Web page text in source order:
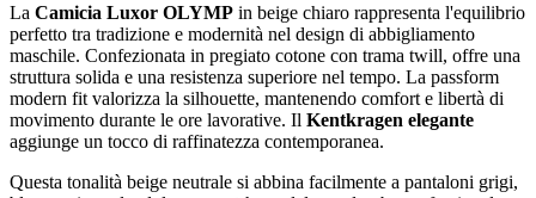
La Camicia Luxor OLYMP in beige chiaro rappresenta l'equilibrio
perfetto tra tradizione e modernità nel design di abbigliamento
maschile. Confezionata in pregiato cotone con trama twill, offre una
struttura solida e una resistenza superiore nel tempo. La passform
modern fit valorizza la silhouette, mantenendo comfort e libertà di
movimento durante le ore lavorative. Il Kentkragen elegante
aggiunge un tocco di raffinatezza contemporanea.
Questa tonalità beige neutrale si abbina facilmente a pantaloni grigi,